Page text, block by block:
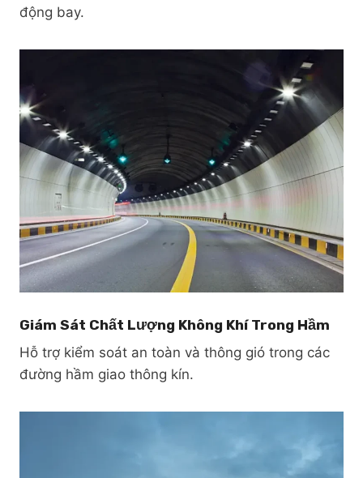
động bay.
Giám Sát Chất Lượng Không Khí Trong Hầm
Hỗ trợ kiểm soát an toàn và thông gió trong các
đường hầm giao thông kín.